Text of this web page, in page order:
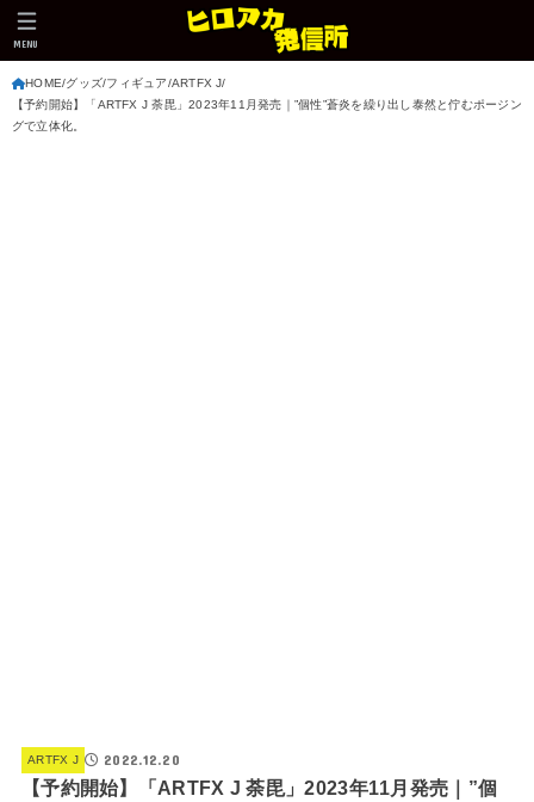
MENU
HOME グッズ フィギュア ARTFX J
【予約開始】「ARTFX J 荼毘」2023年11月発売｜”個性”蒼炎を繰り出し泰然と佇むポージン
グで立体化。
ARTFX J 2022.12.20
【予約開始】「ARTFX J 荼毘」2023年11月発売｜”個